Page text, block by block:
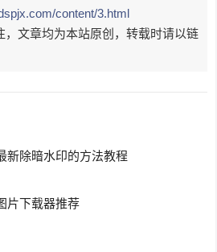
content/3.html
，文章均为本站原创，转载时请以链
新除暗水印的方法教程
片下载器推荐